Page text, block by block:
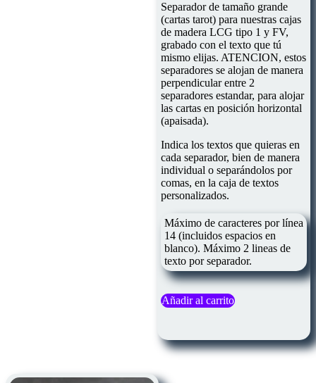
Separador de tamaño grande
(cartas tarot) para nuestras cajas
de madera LCG tipo 1 y FV,
grabado con el texto que tú
mismo elijas. ATENCION, estos
separadores se alojan de manera
perpendicular entre 2
separadores estandar, para alojar
las cartas en posición horizontal
(apaisada).
Indica los textos que quieras en
cada separador, bien de manera
individual o separándolos por
comas, en la caja de textos
personalizados.
Máximo de caracteres por línea
14 (incluidos espacios en
blanco). Máximo 2 lineas de
texto por separador.
Añadir al carrito